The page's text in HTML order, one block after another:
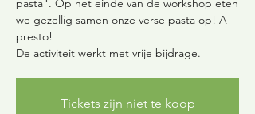
pasta". Op het einde van de workshop eten
we gezellig samen onze verse pasta op! A
presto!
Tickets zijn niet te koop